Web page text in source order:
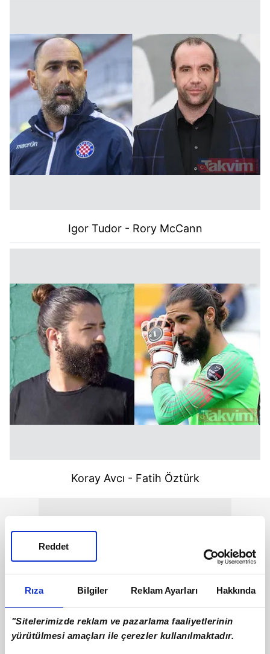
Rıza Bilgiler Reklam Ayarları Hakkında
"Sitelerimizde reklam ve pazarlama faaliyetlerinin
yürütülmesi amaçları ile çerezler kullanılmaktadır.
Reddet
Igor Tudor - Rory McCann
Koray Avcı - Fatih Öztürk